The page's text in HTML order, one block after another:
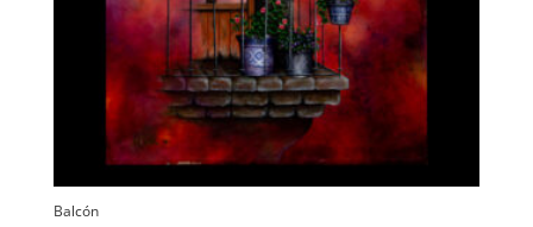
Balcón